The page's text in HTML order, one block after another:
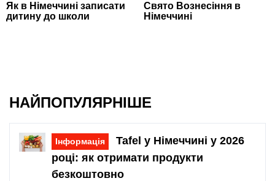
Як в Німеччині записати
дитину до школи
Свято Вознесіння в
Німеччині
НАЙПОПУЛЯРНІШЕ
Інформація
Tafel у Німеччині у 2026
році: як отримати продукти
безкоштовно